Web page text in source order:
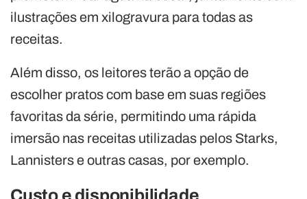
ilustrações em xilogravura para todas as
receitas.
Além disso, os leitores terão a opção de
escolher pratos com base em suas regiões
favoritas da série, permitindo uma rápida
imersão nas receitas utilizadas pelos Starks,
Lannisters e outras casas, por exemplo.